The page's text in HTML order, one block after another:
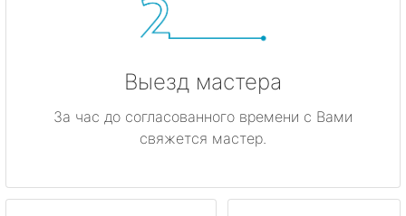
Выезд мастера
За час до согласованного времени с Вами
свяжется мастер.